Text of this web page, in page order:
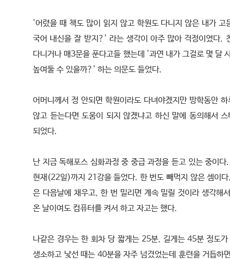
'어렸을 때 책도 많이 읽지 않고 학원도 다니지 않은 내가 고
국어 내신을 잘 받지?' 라는 생각이 아주 많아 걱정이였다.
다니거나 매3문을 푼다고들 했는데 '과연 내가 그걸로 몇 달
높여둘 수 있을까?' 하는 의문도 들었다.
어머니께서 정 안되면 학원이라도 다녀야겠지만 방학동안
않고 듣는다면 도움이 되지 않겠냐고 하신 말에 동의해서
되었다.
난 지금 독해포스 심화과정 중 중급 과정을 듣고 있는 중이
현재(22일)까지 21강을 들었다. 한 번도 빼먹지 않은 셈이
은 다음날에 채우고, 한 번 밀리면 계속 밀릴 것이라 생각해
온 날이여도 컴퓨터를 켜서 하고 자고는 했다.
나같은 경우는 한 회차 당 짧게는 25분, 길게는 45분 정도
생소하고 낯선 때는 40분을 자주 넘겼었는데 훈련을 거듭하